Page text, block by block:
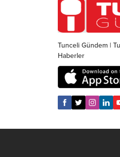
Tunceli Gündem |
Haberler